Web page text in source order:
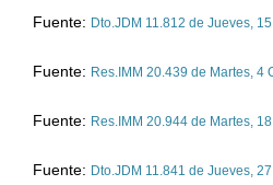
Fuente: Dto.JDM 11.812 de Jueves,
Fuente: Res.IMM 20.439 de Martes, 4
Fuente: Res.IMM 20.944 de Martes,
Fuente: Dto.JDM 11.841 de Jueves,